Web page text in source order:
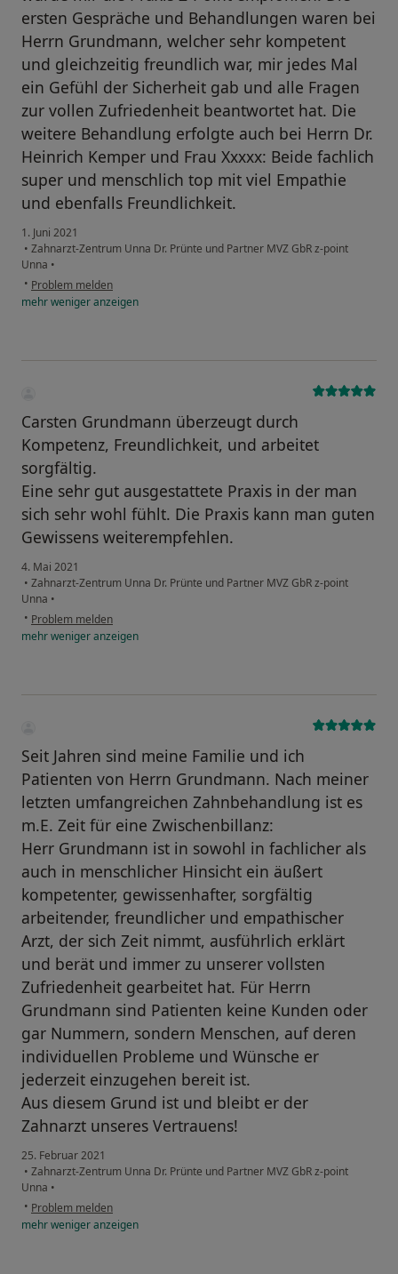
ersten Gespräche und Behandlungen waren bei
Herrn Grundmann, welcher sehr kompetent
und gleichzeitig freundlich war, mir jedes Mal
ein Gefühl der Sicherheit gab und alle Fragen
zur vollen Zufriedenheit beantwortet hat. Die
weitere Behandlung erfolgte auch bei Herrn Dr.
Heinrich Kemper und Frau Xxxxx: Beide fachlich
super und menschlich top mit viel Empathie
und ebenfalls Freundlichkeit.
1. Juni 2021
• Zahnarzt-Zentrum Unna Dr. Prünte und Partner MVZ GbR z-point
Unna •
• Problem melden
mehrwenigeranzeigen
Carsten Grundmann überzeugt durch
Kompetenz, Freundlichkeit, und arbeitet
sorgfältig.
Eine sehr gut ausgestattete Praxis in der man
sich sehr wohl fühlt. Die Praxis kann man guten
Gewissens weiterempfehlen.
4. Mai 2021
• Zahnarzt-Zentrum Unna Dr. Prünte und Partner MVZ GbR z-point
Unna •
• Problem melden
mehrwenigeranzeigen
Seit Jahren sind meine Familie und ich
Patienten von Herrn Grundmann. Nach meiner
letzten umfangreichen Zahnbehandlung ist es
m.E. Zeit für eine Zwischenbillanz:
Herr Grundmann ist in sowohl in fachlicher als
auch in menschlicher Hinsicht ein äußert
kompetenter, gewissenhafter, sorgfältig
arbeitender, freundlicher und empathischer
Arzt, der sich Zeit nimmt, ausführlich erklärt
und berät und immer zu unserer vollsten
Zufriedenheit gearbeitet hat. Für Herrn
Grundmann sind Patienten keine Kunden oder
gar Nummern, sondern Menschen, auf deren
individuellen Probleme und Wünsche er
jederzeit einzugehen bereit ist.
Aus diesem Grund ist und bleibt er der
Zahnarzt unseres Vertrauens!
25. Februar 2021
• Zahnarzt-Zentrum Unna Dr. Prünte und Partner MVZ GbR z-point
Unna •
• Problem melden
mehrwenigeranzeigen